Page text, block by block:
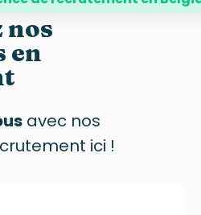
nos
en
avec nos
ici !